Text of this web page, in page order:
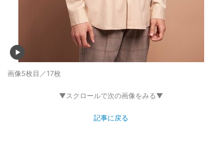
画像5枚目／17枚
▼スクロールで次の画像をみる▼
記事に戻る